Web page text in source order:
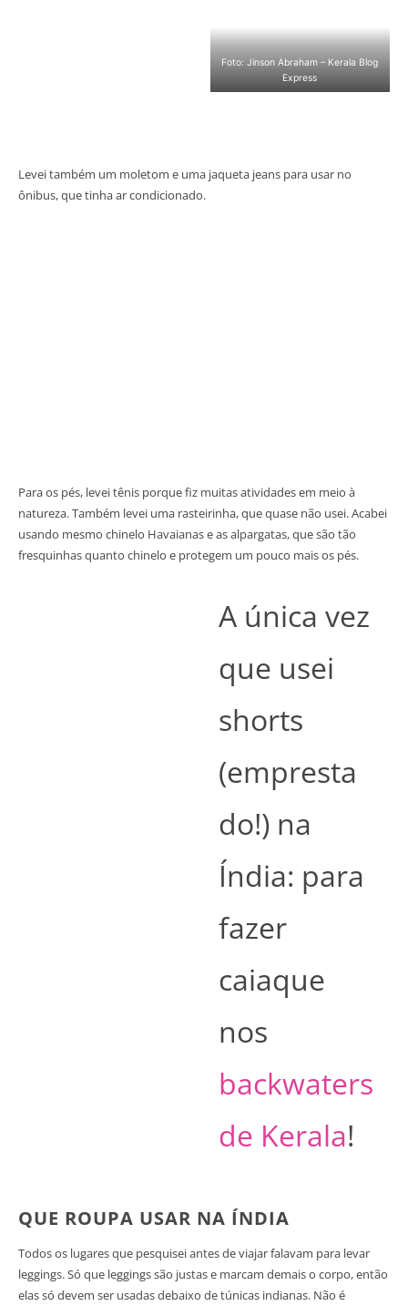
Foto: Jinson Abraham – Kerala Blog
Express
Levei também um moletom e uma jaqueta jeans para usar no
ônibus, que tinha ar condicionado.
Para os pés, levei tênis porque fiz muitas atividades em meio à
natureza. Também levei uma rasteirinha, que quase não usei. Acabei
usando mesmo chinelo Havaianas e as alpargatas, que são tão
fresquinhas quanto chinelo e protegem um pouco mais os pés.
A única vez
que usei
shorts
(empresta
do!) na
Índia: para
fazer
caiaque
nos
backwaters
de Kerala!
QUE ROUPA USAR NA ÍNDIA
Todos os lugares que pesquisei antes de viajar falavam para levar
leggings. Só que leggings são justas e marcam demais o corpo, então
elas só devem ser usadas debaixo de túnicas indianas. Não é